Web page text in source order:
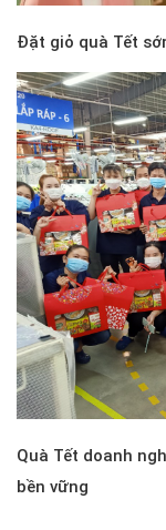
Đặt giỏ quà Tết
Quà Tết doanh
bền vững